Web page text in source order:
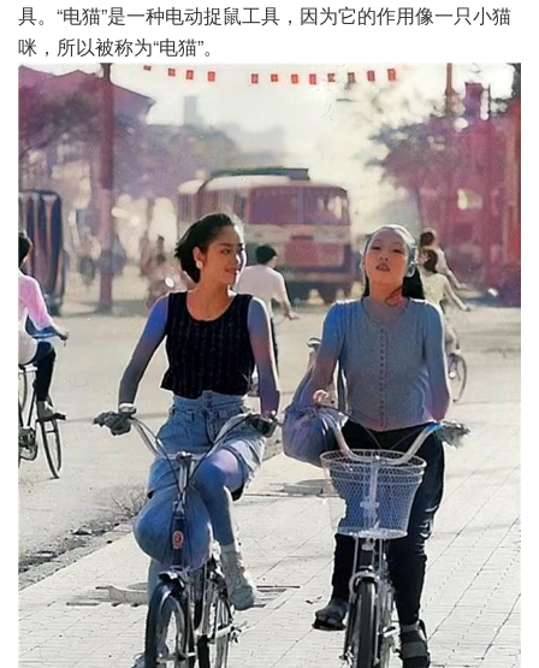
具。“电猫”是一种电动捉鼠工具，因为它的作用像一只小猫
咪，所以被称为“电猫”。